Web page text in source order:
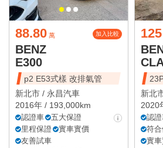
88.80 萬 加入比較
BENZ
E300
p2 E53式樣 改排氣管
新北市 / 永昌汽車
2016年 / 193,000km
認證車
五大保證
里程保證
實車實價
友善試車
125
新北
2020
認
符合
實